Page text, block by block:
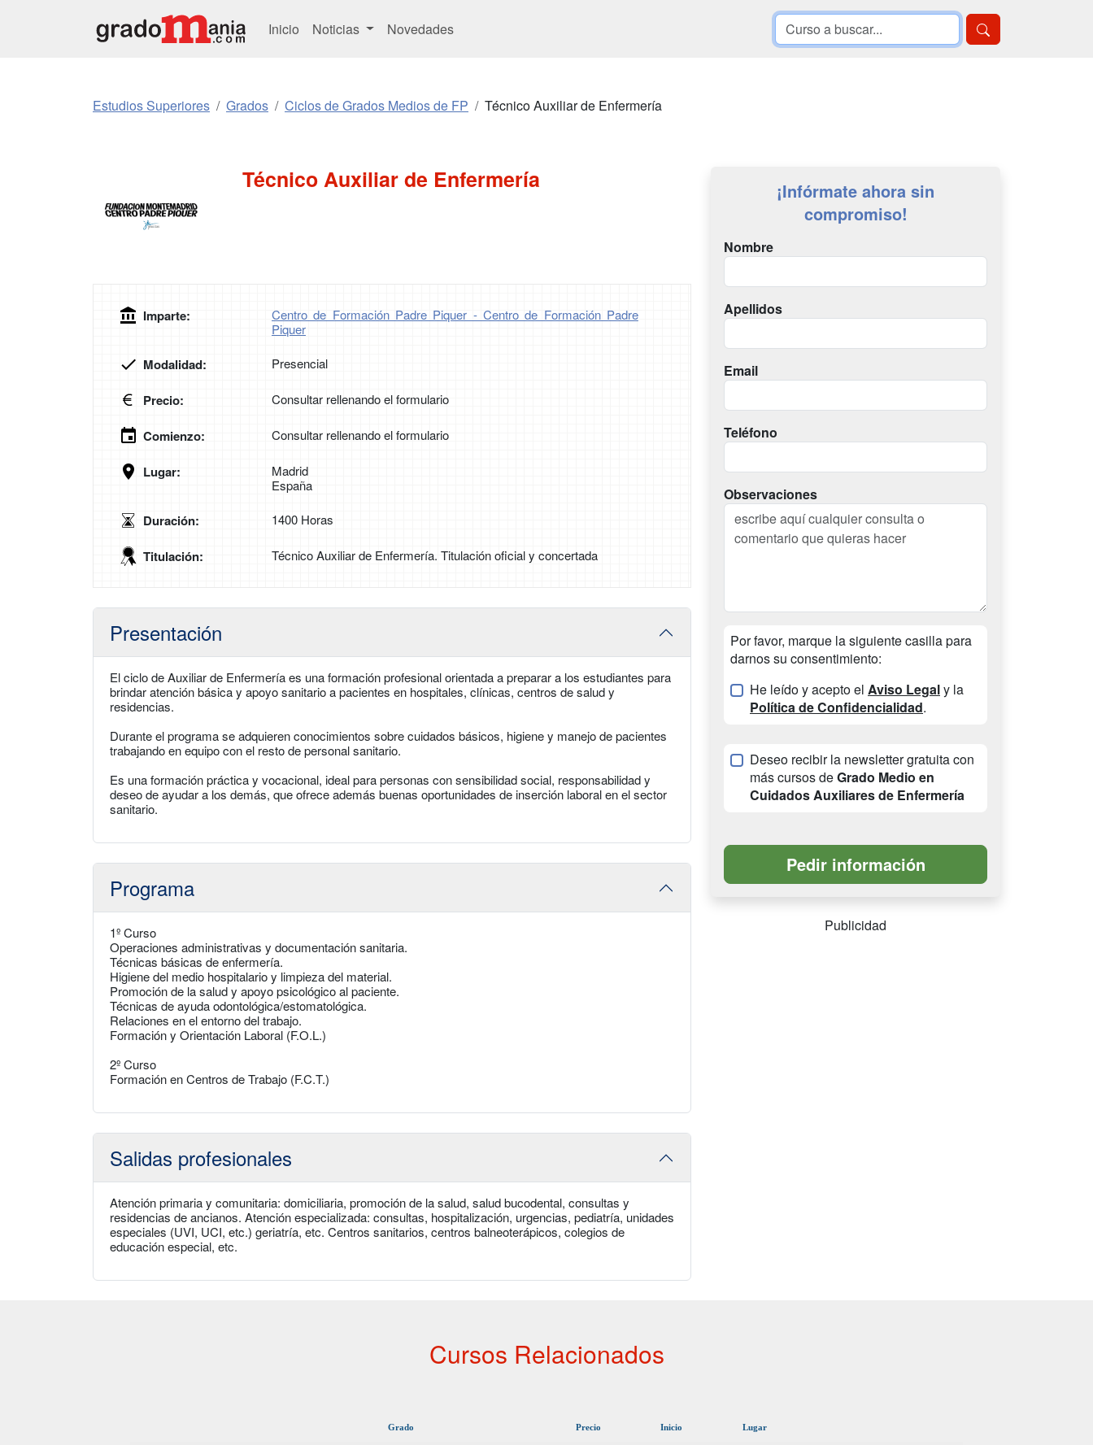
Inicio Noticias Novedades
Estudios Superiores Grados Ciclos de Grados Medios de FP Técnico Auxiliar de Enfermería
Técnico Auxiliar de Enfermería
Imparte:
Centro de Formación Padre Piquer - Centro de Formación Padre
Piquer
Modalidad: Presencial
Precio: Consultar rellenando el formulario
Comienzo: Consultar rellenando el formulario
Lugar:
Madrid
España
Duración: 1400 Horas
Titulación: Técnico Auxiliar de Enfermería. Titulación oficial y concertada
Presentación
El ciclo de Auxiliar de Enfermería es una formación profesional orientada a preparar a los estudiantes para
brindar atención básica y apoyo sanitario a pacientes en hospitales, clínicas, centros de salud y
residencias.
Durante el programa se adquieren conocimientos sobre cuidados básicos, higiene y manejo de pacientes
trabajando en equipo con el resto de personal sanitario.
Es una formación práctica y vocacional, ideal para personas con sensibilidad social, responsabilidad y
deseo de ayudar a los demás, que ofrece además buenas oportunidades de inserción laboral en el sector
sanitario.
Programa
1º Curso
Operaciones administrativas y documentación sanitaria.
Técnicas básicas de enfermería.
Higiene del medio hospitalario y limpieza del material.
Promoción de la salud y apoyo psicológico al paciente.
Técnicas de ayuda odontológica/estomatológica.
Relaciones en el entorno del trabajo.
Formación y Orientación Laboral (F.O.L.)
2º Curso
Formación en Centros de Trabajo (F.C.T.)
Salidas profesionales
Atención primaria y comunitaria: domiciliaria, promoción de la salud, salud bucodental, consultas y
residencias de ancianos. Atención especializada: consultas, hospitalización, urgencias, pediatría, unidades
especiales (UVI, UCI, etc.) geriatría, etc. Centros sanitarios, centros balneoterápicos, colegios de
educación especial, etc.
¡Infórmate ahora sin
compromiso!
Nombre
Apellidos
Email
Teléfono
Observaciones
Por favor, marque la siguiente casilla para
darnos su consentimiento:
He leído y acepto el Aviso Legaly la
Política de Confidencialidad.
Deseo recibir la newsletter gratuita con
más cursos deGrado Medio en
Cuidados Auxiliares de Enfermería
Publicidad
Cursos Relacionados
Grado Precio Inicio Lugar